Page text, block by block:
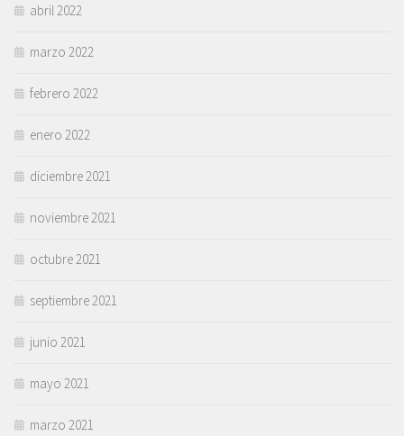
abril 2022
marzo 2022
febrero 2022
enero 2022
diciembre 2021
noviembre 2021
octubre 2021
septiembre 2021
junio 2021
mayo 2021
marzo 2021